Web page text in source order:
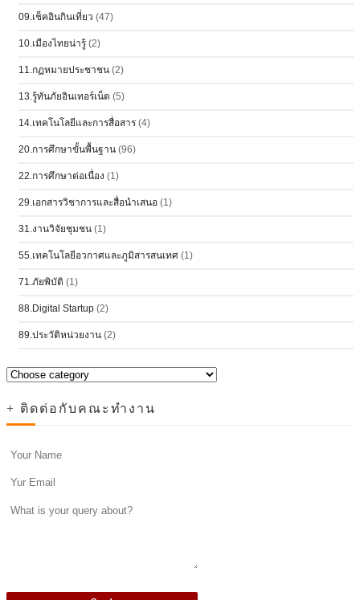
09.เช็คอินกินเที่ยว (47)
10.เมืองไทยน่ารู้ (2)
11.กฏหมายประชาชน (2)
13.รู้ทันภัยอินเทอร์เน็ต (5)
14.เทคโนโลยีและการสื่อสาร (4)
20.การศึกษาขั้นพื้นฐาน (96)
22.การศึกษาต่อเนื่อง (1)
29.เอกสารวิชาการและสื่อนำเสนอ (1)
31.งานวิจัยชุมชน (1)
55.เทคโนโลยีอวกาศและภูมิสารสนเทศ (1)
71.ภัยพิบัติ (1)
88.Digital Startup (2)
89.ประวัติหน่วยงาน (2)
+ ติดต่อกับคณะทำงาน